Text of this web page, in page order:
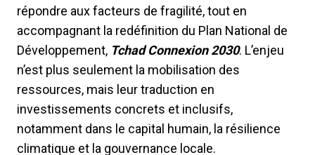
répondre aux facteurs de fragilité, tout en
accompagnant la redéfinition du Plan National de
Développement, Tchad Connexion 2030. L’enjeu
n’est plus seulement la mobilisation des
ressources, mais leur traduction en
investissements concrets et inclusifs,
notamment dans le capital humain, la résilience
climatique et la gouvernance locale.